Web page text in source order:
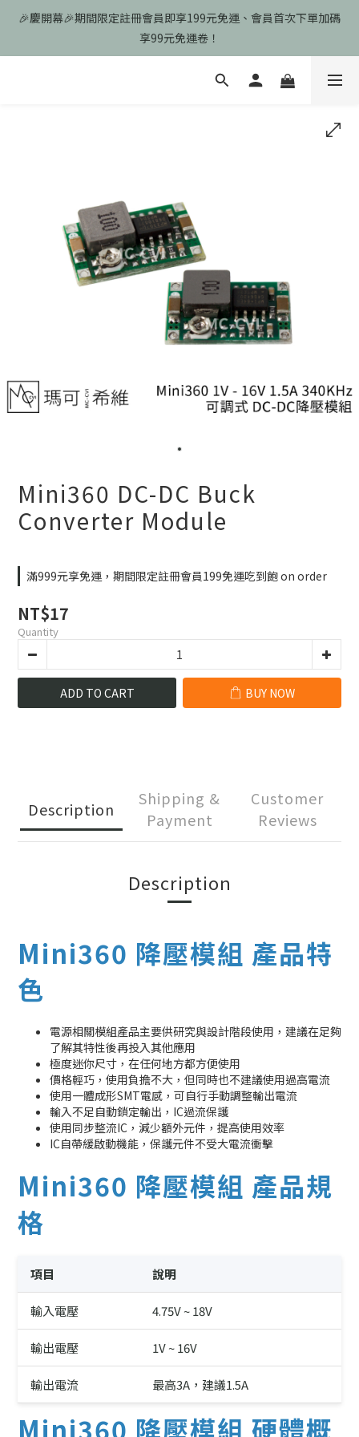
🎉慶開幕🎉期間限定註冊會員即享199元免運、會員首次下單加碼
享99元免運卷！
🎉慶開幕🎉期間限定註冊會員即享199元免運、會員首次下單加碼
享99元免運卷！
歡迎光臨瑪可希維，本站商品皆為台灣現貨、含稅可打統編
🎉慶開幕🎉期間限定註冊會員即享199元免運、會員首次下單加碼
Mini360 DC-DC Buck
Converter Module
滿999元享免運，期間限定註冊會員199免運吃到飽 on order
NT$17
Quantity
ADD TO CART BUY NOW
Description
Shipping &
Payment
Customer
Reviews
Description
Mini360 降壓模組 產品特
色
電源相關模組產品主要供研究與設計階段使用，建議在足夠
了解其特性後再投入其他應用
極度迷你尺寸，在任何地方都方便使用
價格輕巧，使用負擔不大，但同時也不建議使用過高電流
使用一體成形SMT電感，可自行手動調整輸出電流
輸入不足自動鎖定輸出，IC過流保護
使用同步整流IC，減少額外元件，提高使用效率
IC自帶緩啟動機能，保護元件不受大電流衝擊
Mini360 降壓模組 產品規
格
項目 說明
輸入電壓 4.75V ~ 18V
輸出電壓 1V ~ 16V
輸出電流 最高3A，建議1.5A
Mini360 降壓模組 硬體概